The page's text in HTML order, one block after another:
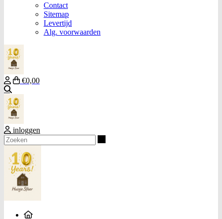
Contact
Sitemap
Levertijd
Alg. voorwaarden
€0,00
inloggen